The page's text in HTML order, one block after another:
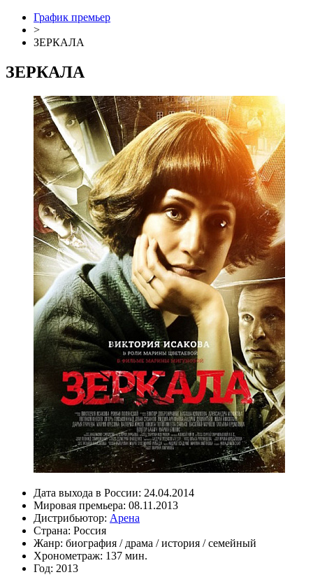
График премьер
>
ЗЕРКАЛА
ЗЕРКАЛА
Дата выхода в России: 24.04.2014
Мировая премьера: 08.11.2013
Дистрибьютор: Арена
Страна: Россия
Жанр: биография / драма /история /семейный
Хронометраж: 137 мин.
Год: 2013